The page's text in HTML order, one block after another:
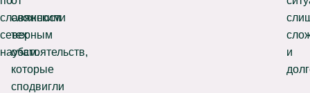
славянским
северным
наузам.
сложности
тех
обстоятельств,
которые
сподвигли
и